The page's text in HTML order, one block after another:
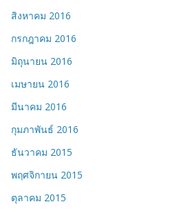
สิงหาคม 2016
กรกฎาคม 2016
มิถุนายน 2016
เมษายน 2016
มีนาคม 2016
กุมภาพันธ์ 2016
ธันวาคม 2015
พฤศจิกายน 2015
ตุลาคม 2015